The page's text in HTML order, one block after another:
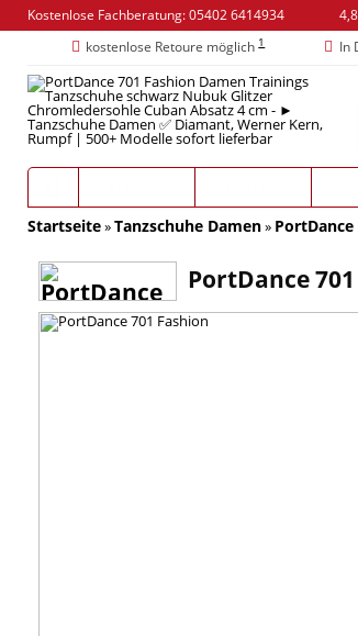
4,8
Kostenlose Fachberatung:05402 6414934
kostenlose Retoure möglich1 In
Startseite»Tanzschuhe Damen»
PortDance